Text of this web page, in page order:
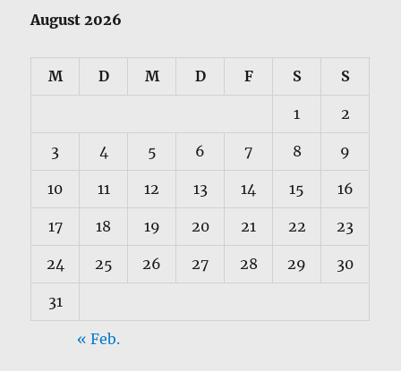
August 2026
M D M D F S S
1 2
3 4 5 6 7 8 9
10 11 12 13 14 15 16
17 18 19 20 21 22 23
24 25 26 27 28 29 30
31
« Feb.